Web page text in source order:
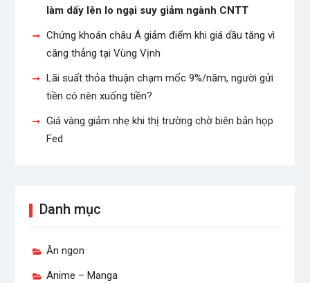
làm dấy lên lo ngại suy giảm ngành CNTT
Chứng khoán châu Á giảm điểm khi giá dầu tăng vì
căng thẳng tại Vùng Vịnh
Lãi suất thỏa thuận chạm mốc 9%/năm, người gửi
tiền có nên xuống tiền?
Giá vàng giảm nhẹ khi thị trường chờ biên bản họp
Fed
Danh mục
Ăn ngon
Anime – Manga